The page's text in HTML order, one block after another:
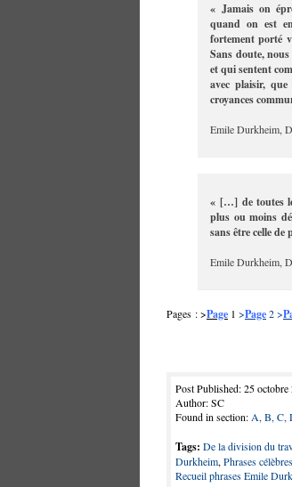
« Jamais on
quand on est
fortement porté
Sans doute,
et qui sentent
avec plaisir,
croyances
Emile Durkheim,
« […] de toutes
plus ou moins
sans être celle
Emile Durkheim,
Pages : >Page 1 >Page2>
Post Published: 25 octobre
Author: SC
Found in section: A, B, C,
Tags: De la division du
Durkheim, Phrases
Recueil phrases Emile